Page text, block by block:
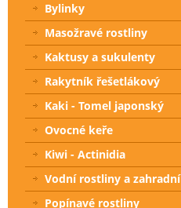
Bylinky
Masožravé rostliny
Kaktusy a sukulenty
Rakytník řešetlákový
Kaki - Tomel japonský
Ovocné keře
Kiwi - Actinidia
Vodní rostliny a
Popínavé rostliny